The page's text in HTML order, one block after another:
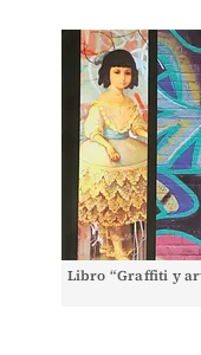
Libro “Graffiti y